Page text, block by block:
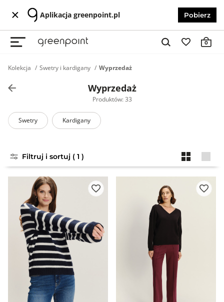
Aplikacja greenpoint.pl Pobierz
0
Kolekcja Swetry i kardigany Wyprzedaż
Wyprzedaż
Produktów: 33
Swetry Kardigany
Filtruj i sortuj ( 1 )